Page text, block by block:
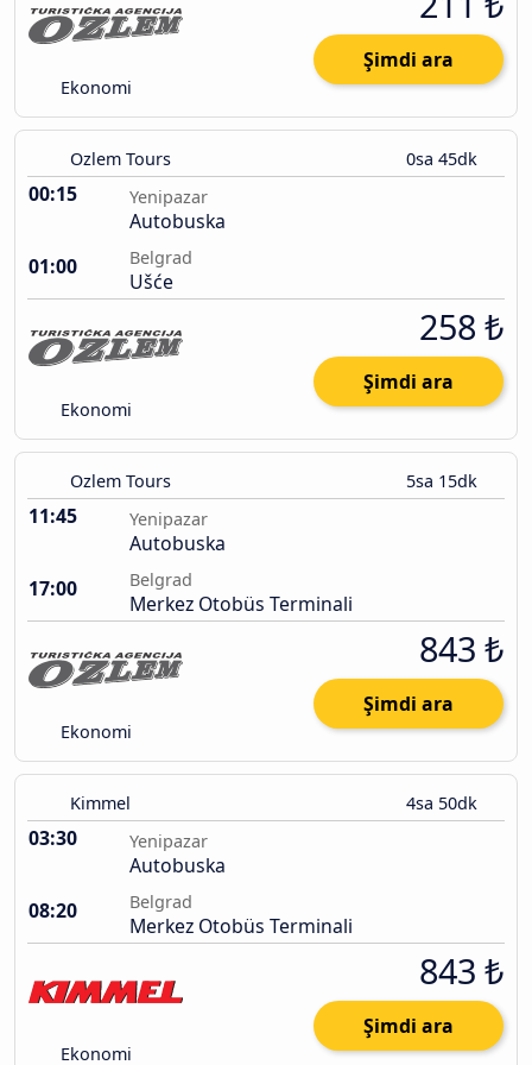
Ekonomi
Şimdi ara
Ozlem Tours 0sa 45dk
00:15 Yenipazar
Autobuska
01:00
Belgrad
Ušće
Ekonomi
258 ₺
Şimdi ara
Ozlem Tours 5sa 15dk
11:45 Yenipazar
Autobuska
17:00
Belgrad
Merkez Otobüs Terminali
Ekonomi
843 ₺
Şimdi ara
Kimmel 4sa 50dk
03:30 Yenipazar
Autobuska
08:20
Belgrad
Merkez Otobüs Terminali
Ekonomi
843 ₺
Şimdi ara